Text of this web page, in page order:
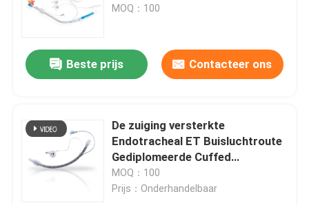
MOQ：100
Beste prijs Contacteer ons
De zuiging versterkte
Endotracheal ET Buisluchtroute
Gediplomeerde Cuffed
ISO13485
MOQ：100
Prijs：Onderhandelbaar